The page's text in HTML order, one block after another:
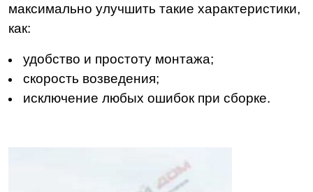
максимально улучшить такие характеристики,
как:
удобство и простоту монтажа;
скорость возведения;
исключение любых ошибок при сборке.